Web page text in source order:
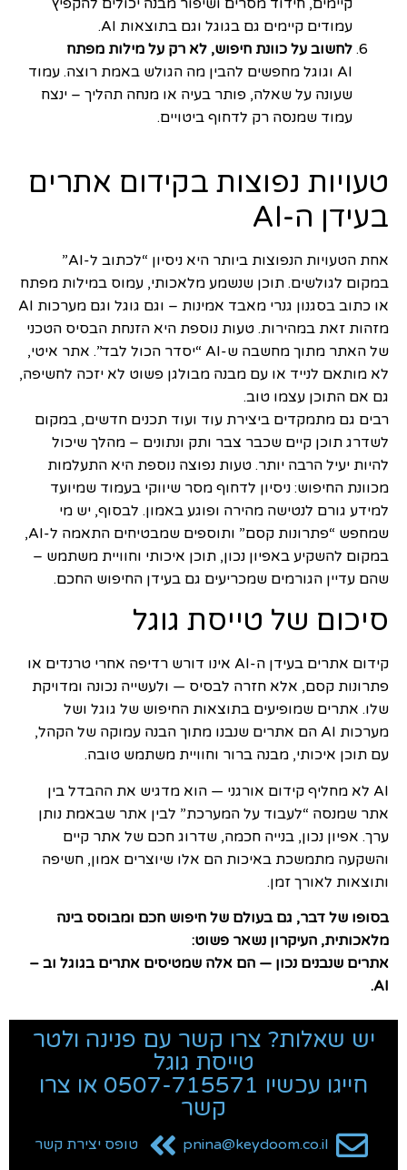
קיימים, חידוד מסרים ושיפור מבנה יכולים להקפיץ
עמודים קיימים גם בגוגל וגם בתוצאות AI.
לחשוב על כוונת חיפוש, לא רק על מילות מפתח
AI וגוגל מחפשים להבין מה הגולש באמת רוצה. עמוד
שעונה על שאלה, פותר בעיה או מנחה תהליך – ינצח
עמוד שמנסה רק לדחוף ביטויים.
טעויות נפוצות בקידום אתרים
בעידן ה-AI
אחת הטעויות הנפוצות ביותר היא ניסיון “לכתוב ל-AI”
במקום לגולשים. תוכן שנשמע מלאכותי, עמוס במילות מפתח
או כתוב בסגנון גנרי מאבד אמינות – וגם גוגל וגם מערכות AI
מזהות זאת במהירות. טעות נוספת היא הזנחת הבסיס הטכני
של האתר מתוך מחשבה ש-AI “יסדר הכול לבד”. אתר איטי,
לא מותאם לנייד או עם מבנה מבולגן פשוט לא יזכה לחשיפה,
גם אם התוכן עצמו טוב.
רבים גם מתמקדים ביצירת עוד ועוד תכנים חדשים, במקום
לשדרג תוכן קיים שכבר צבר ותק ונתונים – מהלך שיכול
להיות יעיל הרבה יותר. טעות נפוצה נוספת היא התעלמות
מכוונת החיפוש: ניסיון לדחוף מסר שיווקי בעמוד שמיועד
למידע גורם לנטישה מהירה ופוגע באמון. לבסוף, יש מי
שמחפש “פתרונות קסם” ותוספים שמבטיחים התאמה ל-AI,
במקום להשקיע באפיון נכון, תוכן איכותי וחוויית משתמש –
שהם עדיין הגורמים שמכריעים גם בעידן החיפוש החכם.
סיכום של טייסת גוגל
קידום אתרים בעידן ה-AI אינו דורש רדיפה אחרי טרנדים או
פתרונות קסם, אלא חזרה לבסיס — ולעשייה נכונה ומדויקת
שלו. אתרים שמופיעים בתוצאות החיפוש של גוגל ושל
מערכות AI הם אתרים שנבנו מתוך הבנה עמוקה של הקהל,
עם תוכן איכותי, מבנה ברור וחוויית משתמש טובה.
AI לא מחליף קידום אורגני — הוא מדגיש את ההבדל בין
אתר שמנסה “לעבוד על המערכת” לבין אתר שבאמת נותן
ערך. אפיון נכון, בנייה חכמה, שדרוג חכם של אתר קיים
והשקעה מתמשכת באיכות הם אלו שיוצרים אמון, חשיפה
ותוצאות לאורך זמן.
בסופו של דבר, גם בעולם של חיפוש חכם ומבוסס בינה
מלאכותית, העיקרון נשאר פשוט:
אתרים שנבנים נכון — הם אלה שמטיסים אתרים בגוגל וב –
AI.
יש שאלות? צרו קשר עם פנינה ולטר
טייסת גוגל
חייגו עכשיו 0507-715571 או צרו
קשר
pnina@keydoom.co.il טופס יצירת קשר